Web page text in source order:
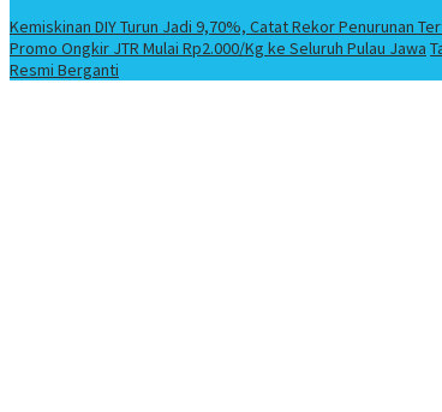
Kemiskinan DIY Turun Jadi 9,70%, Catat Rekor Penurunan
Promo Ongkir JTR Mulai Rp2.000/Kg ke Seluruh Pulau Jawa
Resmi Berganti